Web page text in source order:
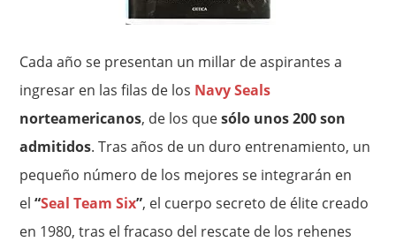
Cada año se presentan un millar de aspirantes a
ingresar en las filas de los Navy Seals
norteamericanos, de los quesólo unos 200 son
admitidos. Tras años de un duro entrenamiento, un
pequeño número de los mejores se integrarán en
el“Seal Team Six”, el cuerpo secreto de élite creado
en 1980, tras el fracaso del rescate de los rehenes